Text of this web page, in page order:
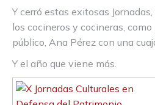
Y cerró estas exitosas
los cocineros y cocineras,
público, Ana Pérez con una
Y el año que viene más.